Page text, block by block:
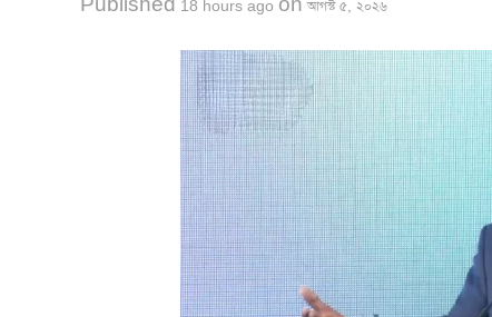
বোরহানউদ্দিন থানার ভারপ্রাপ্ত কর্মকর্তা (ওসি) মো.
জড়িত ১৬ থেকে ১৭ বছর বয়সী তিন কিশোরকে গ্রেপ্তার
মামলার তদন্ত কার্যক্রম চলমান রয়েছে।
Published 18 hours ago on আগস্ট ৫, ২০২৬